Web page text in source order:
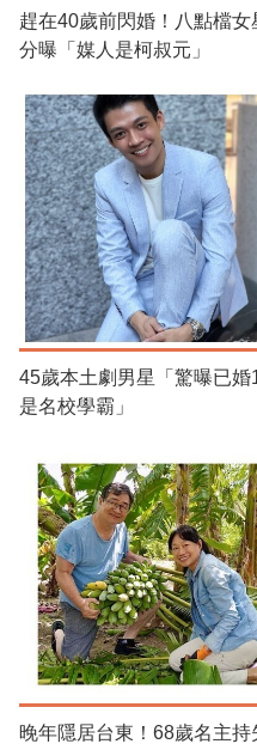
趕在40歲前閃婚！八點檔
分曝「媒人是柯叔元」
45歲本土劇男星「驚曝已
是名校學霸」
晚年隱居台東！68歲名主